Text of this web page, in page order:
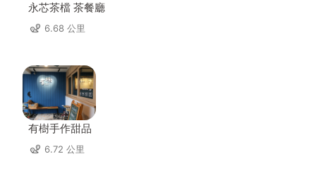
永芯茶檔 茶餐廳
6.68 公里
有樹手作甜品
6.72 公里